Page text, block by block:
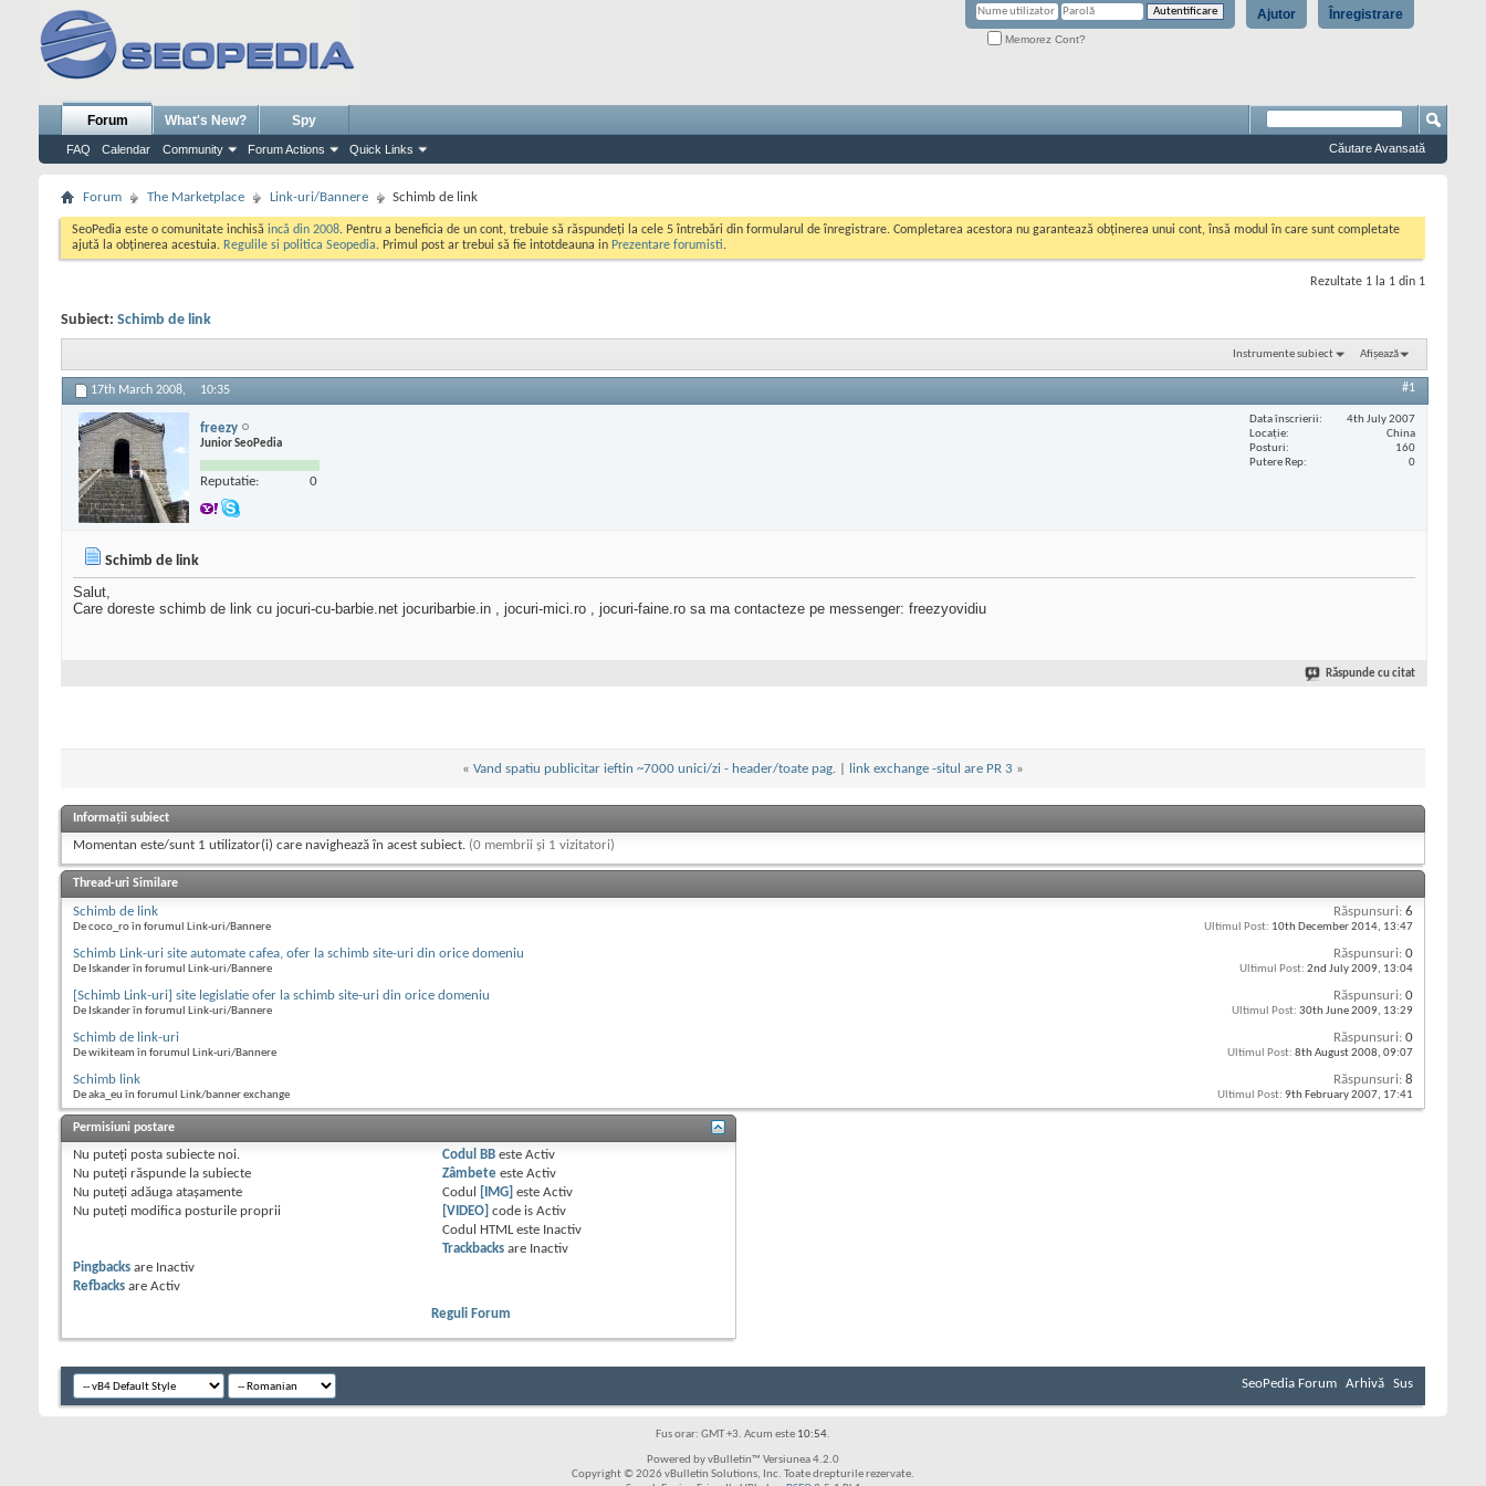
Înregistrare
Ajutor
Memorez Cont?
Forum
FAQ Calendar Community Forum Actions Quick Links
What's New? Spy
Căutare Avansată
Forum The Marketplace Link-uri/Bannere Schimb de link
SeoPedia este o comunitate inchisă incă din 2008. Pentru a beneficia de un cont, trebuie să răspundeți la cele 5 întrebări din formularul de înregistrare. Completarea acestora nu garantează obținerea unui cont, însă modul în care sunt completate
ajută la obținerea acestuia. Regulile si politica Seopedia. Primul post ar trebui să fie intotdeauna in Prezentare forumisti.
Rezultate 1 la 1 din 1
Subiect: Schimb de link
Instrumente subiect Afișează
17th March 2008, 10:35 #1
freezy
Junior SeoPedia
Reputatie: 0
Data înscrierii
4th July 2007
Locaţie
China
Posturi
160
Putere Rep
0
Schimb de link
Salut,
Care doreste schimb de link cu jocuri-cu-barbie.net jocuribarbie.in , jocuri-mici.ro , jocuri-faine.ro sa ma contacteze pe messenger: freezyovidiu
Răspunde cu citat
« Vand spatiu publicitar ieftin ~7000 unici/zi - header/toate pag. link exchange -situl are PR 3 »
Informații subiect
Momentan este/sunt 1 utilizator(i) care navighează în acest subiect. (0 membrii și 1 vizitatori)
Thread-uri Similare
Schimb de link
De coco_ro în forumul Link-uri/Bannere
Răspunsuri: 6
Ultimul Post: 10th December 2014, 13:47
Schimb Link-uri site automate cafea, ofer la schimb site-uri din orice domeniu
De Iskander în forumul Link-uri/Bannere
Răspunsuri: 0
Ultimul Post: 2nd July 2009, 13:04
[Schimb Link-uri] site legislatie ofer la schimb site-uri din orice domeniu
De Iskander în forumul Link-uri/Bannere
Răspunsuri: 0
Ultimul Post: 30th June 2009, 13:29
Schimb de link-uri
De wikiteam în forumul Link-uri/Bannere
Răspunsuri: 0
Ultimul Post: 8th August 2008, 09:07
Schimb link
De aka_eu în forumul Link/banner exchange
Răspunsuri: 8
Ultimul Post: 9th February 2007, 17:41
Permisiuni postare
Nu puteţi posta subiecte noi.
Nu puteţi răspunde la subiecte
Nu puteţi adăuga ataşamente
Nu puteţi modifica posturile proprii
Codul BB esteActiv
Zâmbete esteActiv
Codul
[IMG] esteActiv
[VIDEO] code isActiv
Codul HTML este Inactiv
Trackbacks are Inactiv
Pingbacks are Inactiv
Refbacks are Activ
Reguli Forum
SeoPedia Forum Arhivă Sus
Fus orar: GMT +3. Acum este 10:54.
Powered by vBulletin™ Versiunea 4.2.0
Copyright © 2026 vBulletin Solutions, Inc. Toate drepturile rezervate.